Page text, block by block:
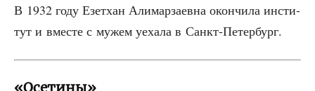
В 1932 году Езет­хан Али­мар­за­ев­на окон­чи­ла инсти­
тут и вме­сте с мужем уеха­ла в Санкт-Петербург.
«Осетины»